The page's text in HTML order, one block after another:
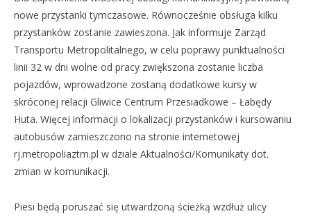
nowe przystanki tymczasowe. Równocześnie obsługa kilku
przystanków zostanie zawieszona. Jak informuje Zarząd
Transportu Metropolitalnego, w celu poprawy punktualności
linii 32 w dni wolne od pracy zwiększona zostanie liczba
pojazdów, wprowadzone zostaną dodatkowe kursy w
skróconej relacji Gliwice Centrum Przesiadkowe – Łabędy
Huta. Więcej informacji o lokalizacji przystanków i kursowaniu
autobusów zamieszczono na stronie internetowej
rj.metropoliaztm.pl w dziale Aktualności/Komunikaty dot.
zmian w komunikacji.
Piesi będą poruszać się utwardzoną ścieżką wzdłuż ulicy